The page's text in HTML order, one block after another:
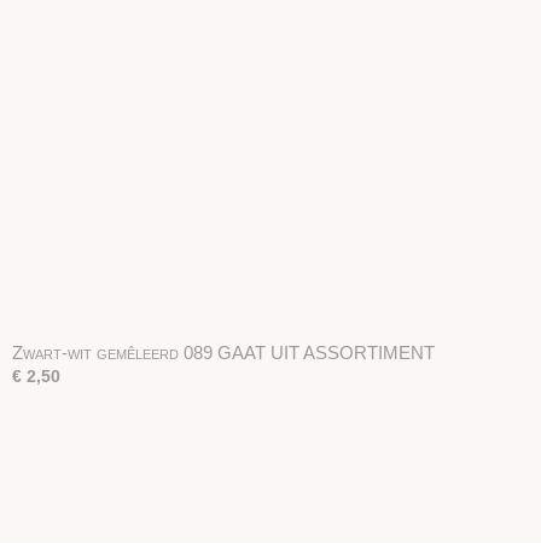
Zwart-wit gemêleerd 089 GAAT UIT ASSORTIMENT
€ 2,50